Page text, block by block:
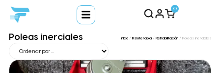
0
Poleas inerciales Inicio /Fisioterapia /Rehabilitación / Poleas inerciales